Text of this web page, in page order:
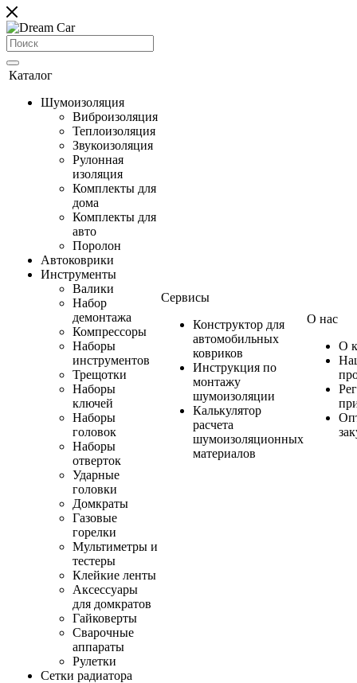
Каталог
Шумоизоляция
Виброизоляция
Теплоизоляция
Звукоизоляция
Рулонная
изоляция
Комплекты для
дома
Комплекты для
авто
Поролон
Автоковрики
Инструменты
Валики
Набор
демонтажа
Компрессоры
Наборы
инструментов
Трещотки
Наборы
ключей
Наборы
головок
Наборы
отверток
Ударные
головки
Домкраты
Газовые
горелки
Мультиметры и
тестеры
Клейкие ленты
Аксессуары
для домкратов
Гайковерты
Сварочные
аппараты
Рулетки
Сетки радиатора
Сервисы
Конструктор для
автомобильных
ковриков
Инструкция по
монтажу
шумоизоляции
Калькулятор
расчета
шумоизоляционных
материалов
О нас
О